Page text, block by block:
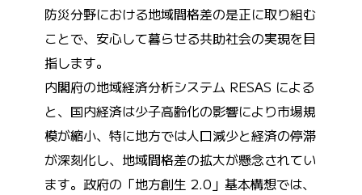
防災分野における地域間格差の是正に取り組む
ことで、安心して暮らせる共助社会の実現を目
指します。
内閣府の地域経済分析システム RESAS による
と、国内経済は少子高齢化の影響により市場規
模が縮小、特に地方では人口減少と経済の停滞
が深刻化し、地域間格差の拡大が懸念されてい
ます。政府の「地方創生 2.0」基本構想では、